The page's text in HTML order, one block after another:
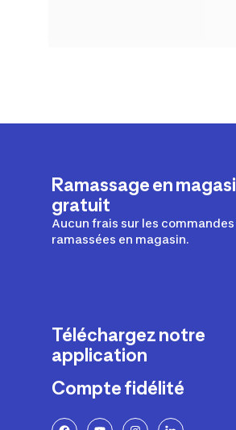
Ramassage en
gratuit
Aucun frais sur les commandes
ramassées en magasin.
Téléchargez notre
application
Compte fidélité